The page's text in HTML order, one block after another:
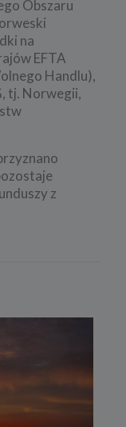
Obszaru
na
EFTA
Handlu),
tj. Norwegii,
z